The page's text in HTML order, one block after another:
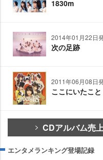
1830m
2014年01月22日
次の足跡
2011年06月08日
ここにいたこと
CDアルバム売
エンタメランキング登場記録